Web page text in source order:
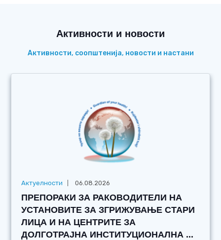
Активности и новости
Активности, соопштенија, новости и настани
Актуелности 06.08.2026
ПРЕПОРАКИ ЗА РАКОВОДИТЕЛИ НА
УСТАНОВИТЕ ЗА ЗГРИЖУВАЊЕ СТАРИ
ЛИЦА И НА ЦЕНТРИТЕ ЗА
ДОЛГОТРАЈНА ИНСТИТУЦИОНАЛНА ...